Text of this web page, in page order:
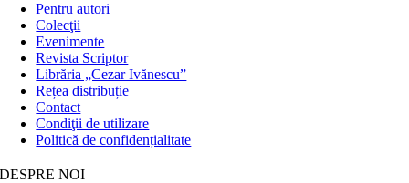
Pentru autori
Colecţii
Evenimente
Revista Scriptor
Librăria „Cezar Ivănescu”
Rețea distribuție
Contact
Condiţii de utilizare
Politică de confidențialitate
DESPRE NOI